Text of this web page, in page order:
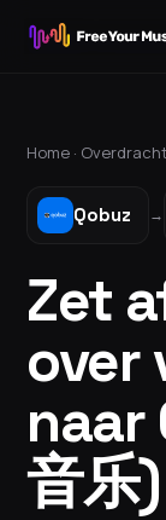
Home ·
Qobuz →
Zet
over
naar
音乐)